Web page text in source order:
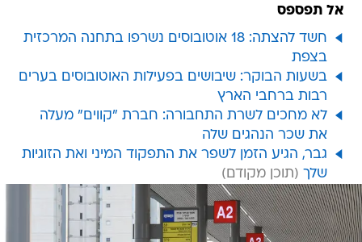
אל תפספס
חשד להצתה: 18 אוטובוסים נשרפו בתחנה המרכזית
בצפת
בשעות הבוקר: שיבושים בפעילות האוטובוסים בערים
רבות ברחבי הארץ
לא מחכים לשרת התחבורה: חברת "קווים" מעלה
את שכר הנהגים שלה
גבר, הגיע הזמן לשפר את התפקוד המיני ואת הזוגיות
שלך